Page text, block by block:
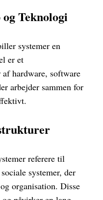
Teknologi
systemer en
er et
af hardware, software
arbejder sammen for
referere til
systemer, der
organisation. Disse